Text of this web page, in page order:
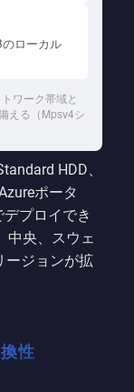
ローカル
ワーク帯域と
える（Mpsv4シ
HDD、
ポータ
プロイでき
中央、スウェ
ージョンが拡
性